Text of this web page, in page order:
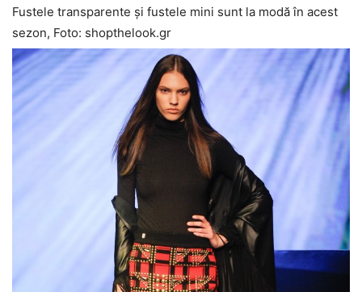
Fustele transparente și fustele mini sunt la modă în acest
sezon, Foto: shopthelook.gr